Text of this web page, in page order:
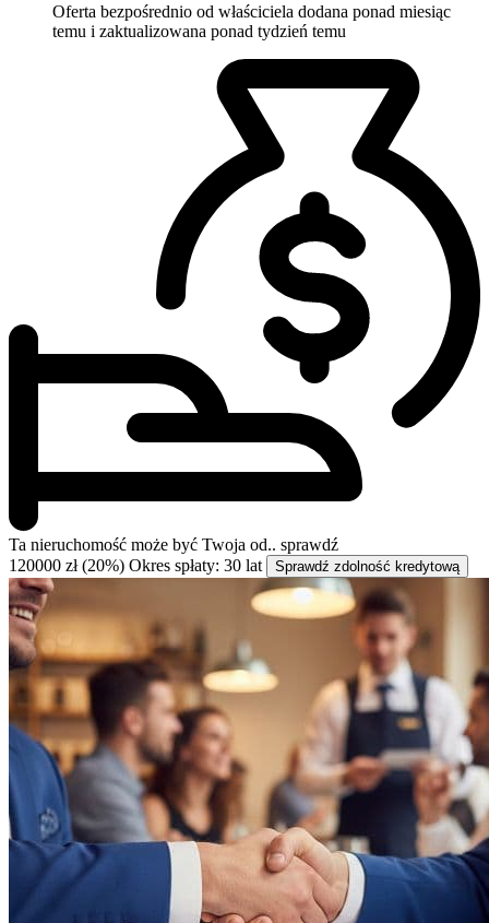
Oferta bezpośrednio od właściciela dodana ponad miesiąc
temu i zaktualizowana ponad tydzień temu
Ta nieruchomość może być Twoja od.. sprawdź
120000 zł (20%) Okres spłaty: 30 lat Sprawdź zdolność kredytową